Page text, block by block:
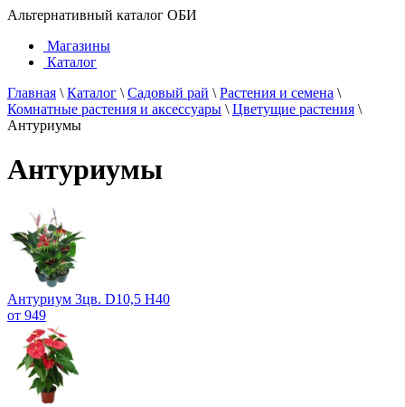
Альтернативный каталог ОБИ
Магазины
Каталог
Главная \ Каталог \ Садовый рай \ Растения и семена \
Комнатные растения и аксессуары \ Цветущие растения \
Антуриумы
Антуриумы
Антуриум 3цв. D10,5 H40
от 949